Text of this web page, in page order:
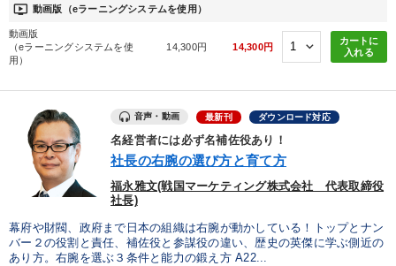
ondemand_video 動画版（eラーニングシステムを使用）
動画版
（eラーニングシステムを使
用）
14,300円 14,300円
カートに
入れる
音声・動画 最新刊 ダウンロード対応
名経営者には必ず名補佐役あり！
社長の右腕の選び方と育て方
福永雅文(戦国マーケティング株式会社 代表取締役
社長)
幕府や財閥、政府まで日本の組織は右腕が動かしている！トップとナン
バー２の役割と責任、補佐役と参謀役の違い、歴史の英傑に学ぶ側近の
あり方。右腕を選ぶ３条件と能力の鍛え方 A22...